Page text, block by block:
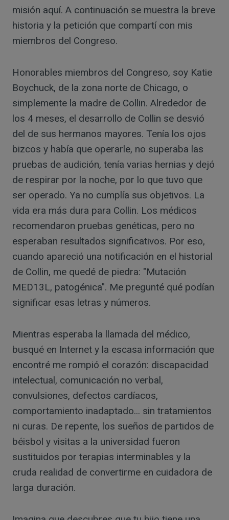
misión aquí. A continuación se muestra la breve
historia y la petición que compartí con mis
miembros del Congreso.
Honorables miembros del Congreso, soy Katie
Boychuck, de la zona norte de Chicago, o
simplemente la madre de Collin. Alrededor de
los 4 meses, el desarrollo de Collin se desvió
del de sus hermanos mayores. Tenía los ojos
bizcos y había que operarle, no superaba las
pruebas de audición, tenía varias hernias y dejó
de respirar por la noche, por lo que tuvo que
ser operado. Ya no cumplía sus objetivos. La
vida era más dura para Collin. Los médicos
recomendaron pruebas genéticas, pero no
esperaban resultados significativos. Por eso,
cuando apareció una notificación en el historial
de Collin, me quedé de piedra: "Mutación
MED13L, patogénica". Me pregunté qué podían
significar esas letras y números.
Mientras esperaba la llamada del médico,
busqué en Internet y la escasa información que
encontré me rompió el corazón: discapacidad
intelectual, comunicación no verbal,
convulsiones, defectos cardíacos,
comportamiento inadaptado... sin tratamientos
ni curas. De repente, los sueños de partidos de
béisbol y visitas a la universidad fueron
sustituidos por terapias interminables y la
cruda realidad de convertirme en cuidadora de
larga duración.